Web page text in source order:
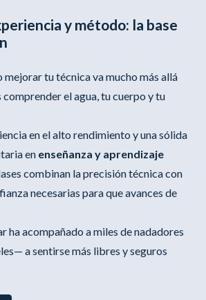
y método: la base
mejorar tu técnica va mucho más allá
el agua, tu cuerpo y tu
en el alto rendimiento y una sólida
en enseñanza y aprendizaje
combinan la precisión técnica con
necesarias para que avances de
ha acompañado a miles de nadadores
a sentirse más libres y seguros